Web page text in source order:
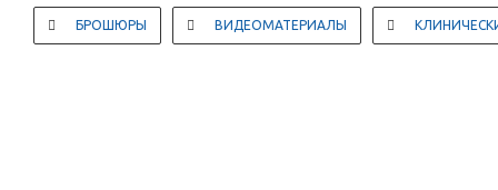
БРОШЮРЫ ВИДЕОМАТЕРИАЛЫ